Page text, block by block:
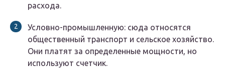
расхода.
Условно-промышленную: сюда относятся
общественный транспорт и сельское хозяйство.
Они платят за определенные мощности, но
используют счетчик.